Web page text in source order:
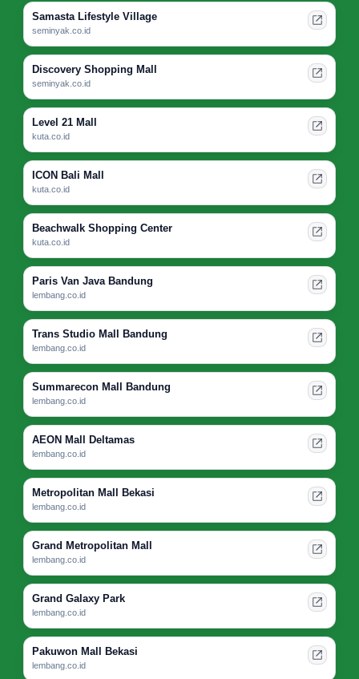
Samasta Lifestyle Village
seminyak.co.id
Discovery Shopping Mall
seminyak.co.id
Level 21 Mall
kuta.co.id
ICON Bali Mall
kuta.co.id
Beachwalk Shopping Center
kuta.co.id
Paris Van Java Bandung
lembang.co.id
Trans Studio Mall Bandung
lembang.co.id
Summarecon Mall Bandung
lembang.co.id
AEON Mall Deltamas
lembang.co.id
Metropolitan Mall Bekasi
lembang.co.id
Grand Metropolitan Mall
lembang.co.id
Grand Galaxy Park
lembang.co.id
Pakuwon Mall Bekasi
lembang.co.id